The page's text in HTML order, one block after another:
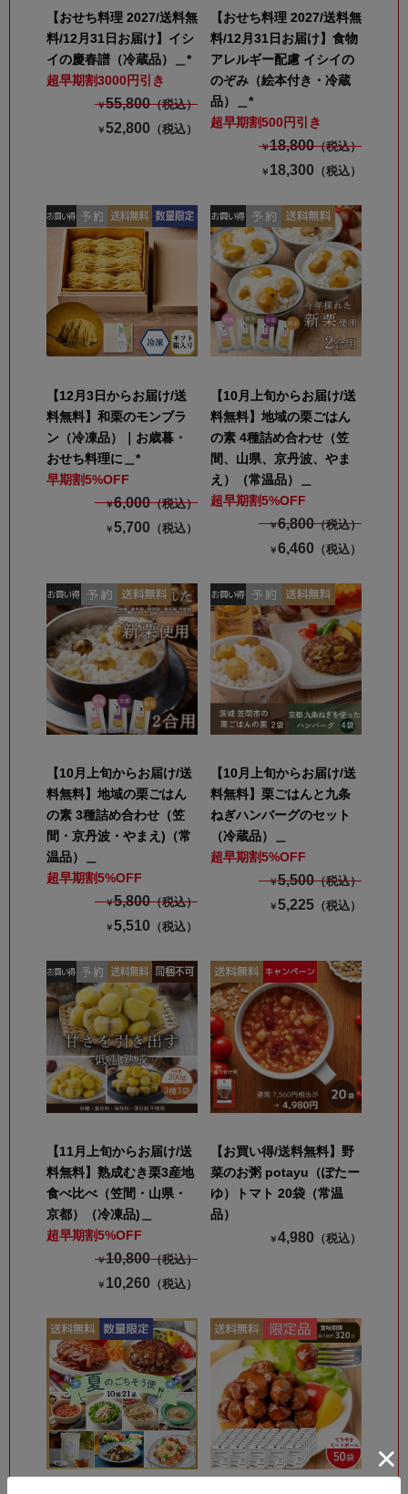
【おせち料理 2027/送料無
料/12月31日お届け】イシ
イの慶春譜（冷蔵品）＿*
超早期割3000円引き
￥55,800（税込）
￥52,800 （税込）
【おせち料理 2027/送料無
料/12月31日お届け】食物
アレルギー配慮 イシイの
のぞみ（絵本付き・冷蔵
品）＿*
超早期割500円引き
￥18,800（税込）
￥ 18,300 （税込）
【12月3日からお届け/送
料無料】和栗のモンブラ
ン（冷凍品）｜お歳暮・
おせち料理に＿*
早期割5%OFF
￥6,000（税込）
￥5,700 （税込）
【10月上旬からお届け/送
料無料】地域の栗ごはん
の素 4種詰め合わせ（笠
間、山県、京丹波、やま
え）（常温品）＿
超早期割5%OFF
￥6,800（税込）
￥6,460 （税込）
【10月上旬からお届け/送
料無料】地域の栗ごはん
の素 3種詰め合わせ（笠
間・京丹波・やまえ)（常
温品）＿
超早期割5%OFF
￥5,800（税込）
￥5,510 （税込）
【10月上旬からお届け/送
料無料】栗ごはんと九条
ねぎハンバーグのセット
（冷蔵品）＿
超早期割5%OFF
￥5,500（税込）
￥5,225 （税込）
【11月上旬からお届け/送
料無料】熟成むき栗3産地
食べ比べ（笠間・山県・
京都）（冷凍品)＿
超早期割5%OFF
￥10,800（税込）
￥ 10,260 （税込）
【お買い得/送料無料】野
菜のお粥 potayu（ぽたー
ゆ）トマト 20袋（常温
品）
￥4,980 （税込）